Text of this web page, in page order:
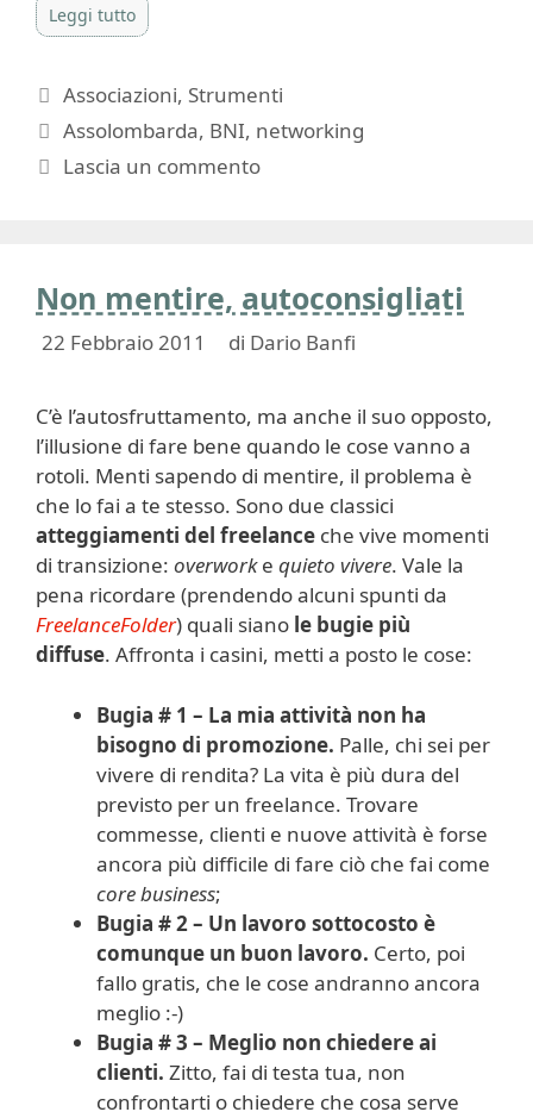
Leggi tutto
Categorie
Associazioni, Strumenti
Tag
Assolombarda, BNI, networking
Lascia un commento
Non mentire, autoconsigliati
22 Febbraio 2011 di Dario Banfi
C’è l’autosfruttamento, ma anche il suo opposto,
l’illusione di fare bene quando le cose vanno a
rotoli. Menti sapendo di mentire, il problema è
che lo fai a te stesso. Sono due classici
atteggiamenti del freelance che vive momenti
di transizione: overworke quieto vivere. Vale la
pena ricordare (prendendo alcuni spunti da
FreelanceFolder) quali siano le bugie più
diffuse. Affronta i casini, metti a posto le cose:
Bugia # 1 – La mia attività non ha
bisogno di promozione. Palle, chi sei per
vivere di rendita? La vita è più dura del
previsto per un freelance. Trovare
commesse, clienti e nuove attività è forse
ancora più difficile di fare ciò che fai come
core business;
Bugia # 2 – Un lavoro sottocosto è
comunque un buon lavoro. Certo, poi
fallo gratis, che le cose andranno ancora
meglio :-)
Bugia # 3 – Meglio non chiedere ai
clienti. Zitto, fai di testa tua, non
confrontarti o chiedere che cosa serve